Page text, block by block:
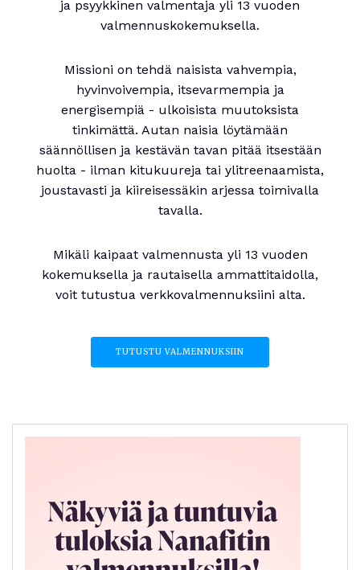
ja psyykkinen valmentaja yli 13 vuoden
valmennuskokemuksella.
Missioni on tehdä naisista vahvempia,
hyvinvoivempia, itsevarmempia ja
energisempiä - ulkoisista muutoksista
tinkimättä. Autan naisia löytämään
säännöllisen ja kestävän tavan pitää itsestään
huolta - ilman kitukuureja tai ylitreenaamista,
joustavasti ja kiireisessäkin arjessa toimivalla
tavalla.
Mikäli kaipaat valmennusta yli 13 vuoden
kokemuksella ja rautaisella ammattitaidolla,
voit tutustua verkkovalmennuksiini alta.
TUTUSTU VALMENNUKSIIN